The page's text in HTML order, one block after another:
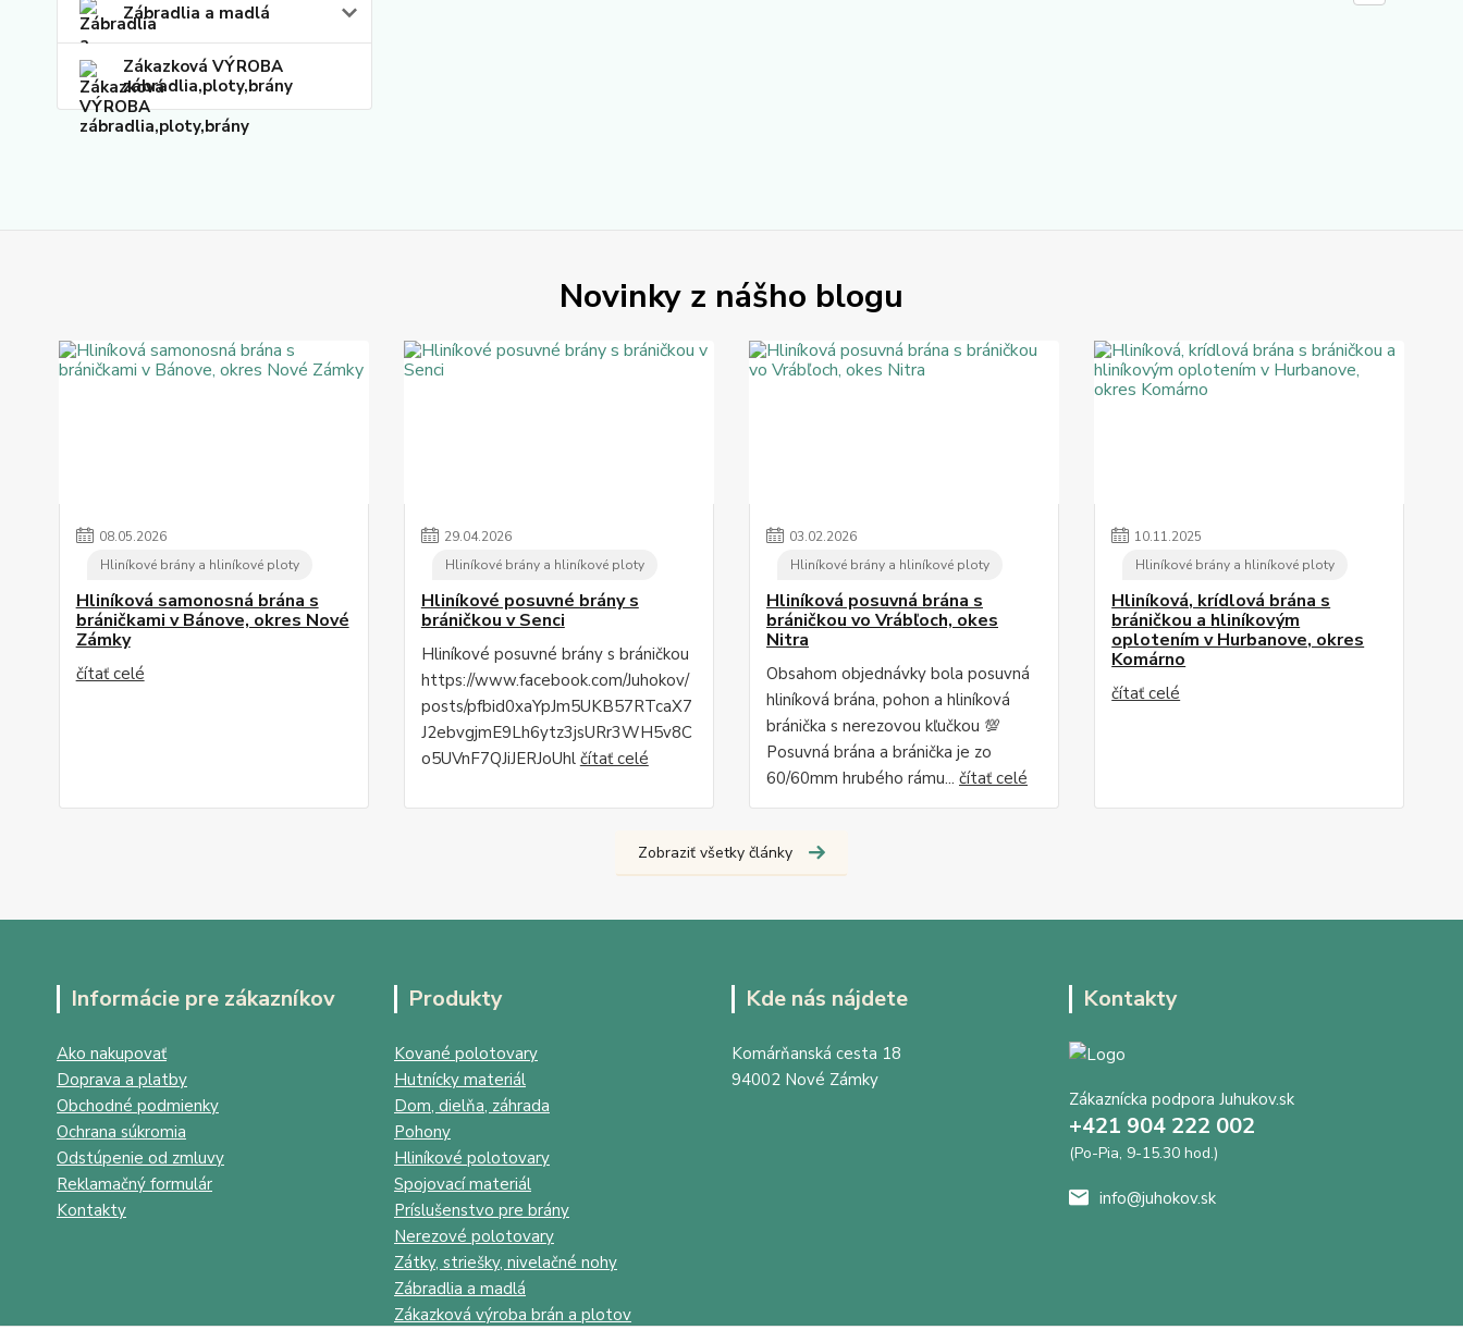
Zábradlia a madlá
Zákazková VÝROBA
zábradlia,ploty,brány
Novinky z nášho blogu
08.05.2026
Hliníkové brány a hliníkové ploty
Hliníková samonosná brána s
bráničkami v Bánove, okres Nové
Zámky
čítať celé
29.04.2026
Hliníkové brány a hliníkové ploty
Hliníkové posuvné brány s
bráničkou v Senci
Hliníkové posuvné brány s bráničkou
https://www.facebook.com/Juhokov/
posts/pfbid0xaYpJm5UKB57RTcaX7
J2ebvgjmE9Lh6ytz3jsURr3WH5v8C
o5UVnF7QJiJERJoUhl čítať celé
03.02.2026
Hliníkové brány a hliníkové ploty
Hliníková posuvná brána s
bráničkou vo Vrábľoch, okes
Nitra
Obsahom objednávky bola posuvná
hliníková brána, pohon a hliníková
bránička s nerezovou kľučkou 💯
Posuvná brána a bránička je zo
60/60mm hrubého rámu... čítať celé
10.11.2025
Hliníkové brány a hliníkové ploty
Hliníková, krídlová brána s
bráničkou a hliníkovým
oplotením v Hurbanove, okres
Komárno
čítať celé
Zobraziť všetky články
Informácie pre zákazníkov
Ako nakupovať
Doprava a platby
Obchodné podmienky
Ochrana súkromia
Odstúpenie od zmluvy
Reklamačný formulár
Kontakty
Produkty
Kované polotovary
Hutnícky materiál
Dom, dielňa, záhrada
Pohony
Hliníkové polotovary
Spojovací materiál
Príslušenstvo pre brány
Nerezové polotovary
Zátky, striešky, nivelačné nohy
Zábradlia a madlá
Zákazková výroba brán a plotov
Kde nás nájdete
Komárňanská cesta 18
94002 Nové Zámky
Kontakty
Zákaznícka podpora Juhukov.sk
+421 904 222 002
(Po-Pia, 9-15.30 hod.)
info@juhokov.sk